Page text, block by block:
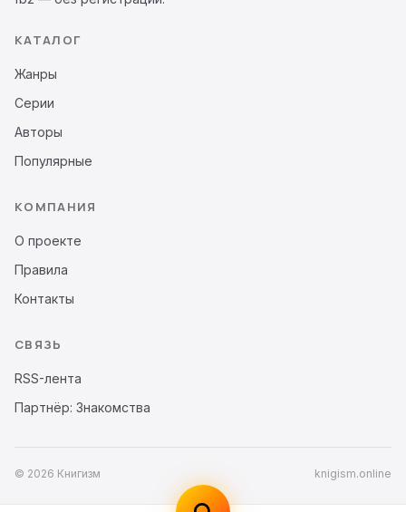
КАТАЛОГ
Жанры
Серии
Авторы
Популярные
КОМПАНИЯ
О проекте
Правила
Контакты
СВЯЗЬ
RSS-лента
Партнёр: Знакомства
© 2026 Книгизм knigism.online